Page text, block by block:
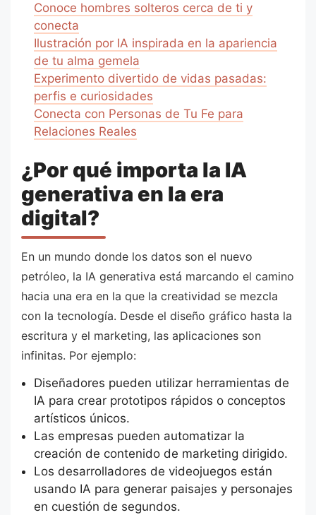
Conoce hombres solteros cerca de ti y
conecta
Ilustración por IA inspirada en la apariencia
de tu alma gemela
Experimento divertido de vidas pasadas:
perfis e curiosidades
Conecta con Personas de Tu Fe para
Relaciones Reales
¿Por qué importa la IA
generativa en la era
digital?
En un mundo donde los datos son el nuevo
petróleo, la IA generativa está marcando el camino
hacia una era en la que la creatividad se mezcla
con la tecnología. Desde el diseño gráfico hasta la
escritura y el marketing, las aplicaciones son
infinitas. Por ejemplo:
Diseñadores pueden utilizar herramientas de
IA para crear prototipos rápidos o conceptos
artísticos únicos.
Las empresas pueden automatizar la
creación de contenido de marketing dirigido.
Los desarrolladores de videojuegos están
usando IA para generar paisajes y personajes
en cuestión de segundos.